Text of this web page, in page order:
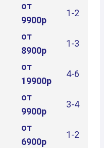
от
9900р
1-2
от
8900р
1-3
от
19900р
4-6
от
9900р
3-4
от
6900р
1-2